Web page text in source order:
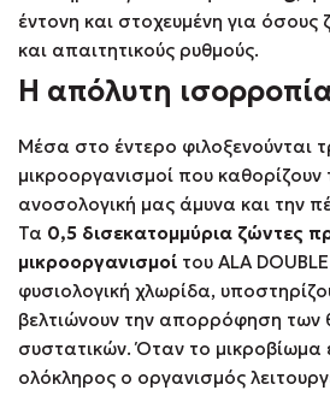
έντονη και στοχευμένη για όσους
και απαιτητικούς ρυθμούς.
Η απόλυτη
Μέσα στο έντερο φιλοξενούνται
μικροοργανισμοί που καθορίζουν
ανοσολογική μας άμυνα και την
Τα 0,5 δισεκατομμύρια ζώντες
μικροοργανισμοί του ALA
φυσιολογική χλωρίδα,
βελτιώνουν την απορρόφηση των
συστατικών. Όταν το μικροβίωμα
ολόκληρος ο οργανισμός